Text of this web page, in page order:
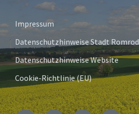
Impressum
Datenschutzhinweise Stadt Romrod
Datenschutzhinweise Website
Cookie-Richtlinie (EU)